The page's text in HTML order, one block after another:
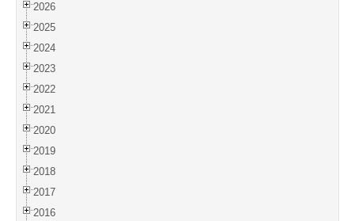
2026
2025
2024
2023
2022
2021
2020
2019
2018
2017
2016